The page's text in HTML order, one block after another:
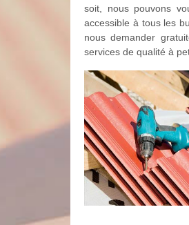
soit, nous pouvons
accessible à tous les
nous demander
services de qualité à